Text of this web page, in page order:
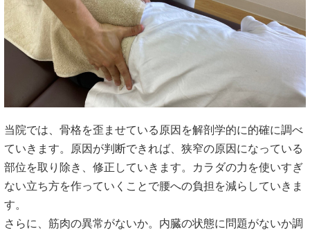
当院では、骨格を歪ませている原因を解剖学的に的確に調べ
ていきます。原因が判断できれば、狭窄の原因になっている
部位を取り除き、修正していきます。カラダの力を使いすぎ
ない立ち方を作っていくことで腰への負担を減らしていきま
す。
さらに、筋肉の異常がないか。内臓の状態に問題がないか調